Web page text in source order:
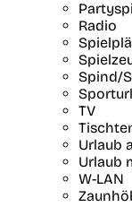
Radio
Spind/
TV
Urlaub
Urlaub
W-LAN